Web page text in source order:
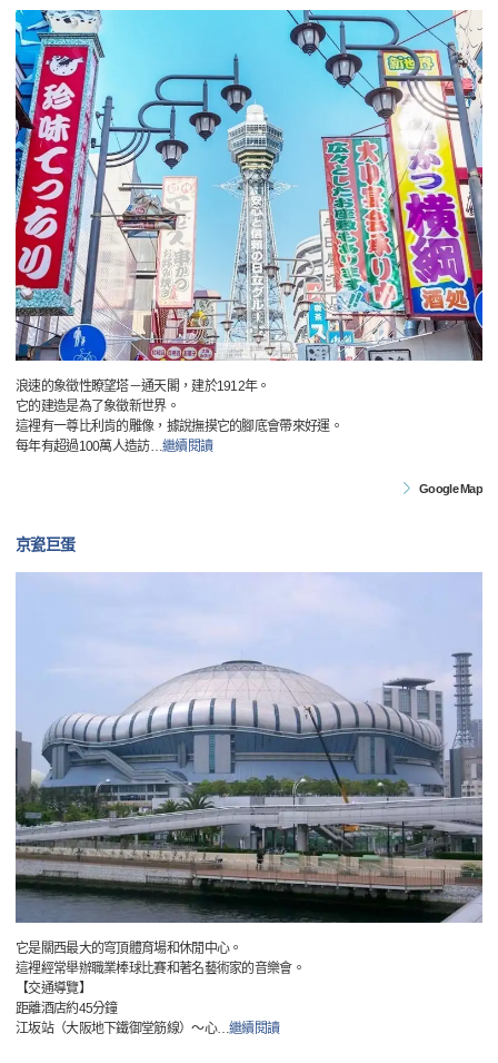
浪速的象徵性瞭望塔－通天閣，建於1912年。
它的建造是為了象徵新世界。
這裡有一尊比利肯的雕像，據說撫摸它的腳底會帶來好運。
每年有超過100萬人造訪…繼續閱讀
Google Map
京瓷巨蛋
它是關西最大的穹頂體育場和休閒中心。
這裡經常舉辦職業棒球比賽和著名藝術家的音樂會。
【交通導覽】
距離酒店約45分鐘
江坂站（大阪地下鐵御堂筋線）～心…繼續閱讀